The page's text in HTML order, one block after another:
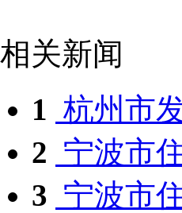
相关新闻
1 杭州市
2 宁波市
3 宁波市